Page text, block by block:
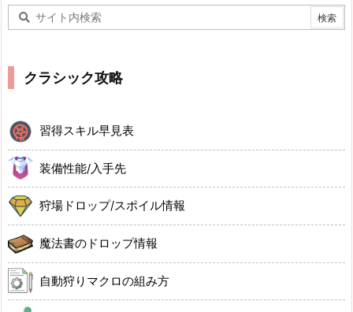
クラシック攻略
習得スキル早見表
装備性能/入手先
狩場ドロップ/スポイル情報
魔法書のドロップ情報
自動狩りマクロの組み方